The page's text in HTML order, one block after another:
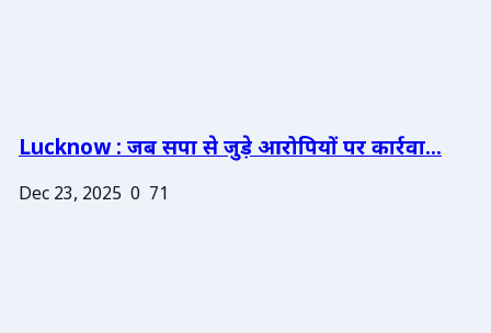
Lucknow : जब सपा से जुड़े आरोपियों पर कार्रवा...
Dec 23, 2025 0 71